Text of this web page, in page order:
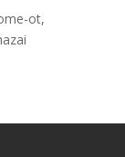
ot,